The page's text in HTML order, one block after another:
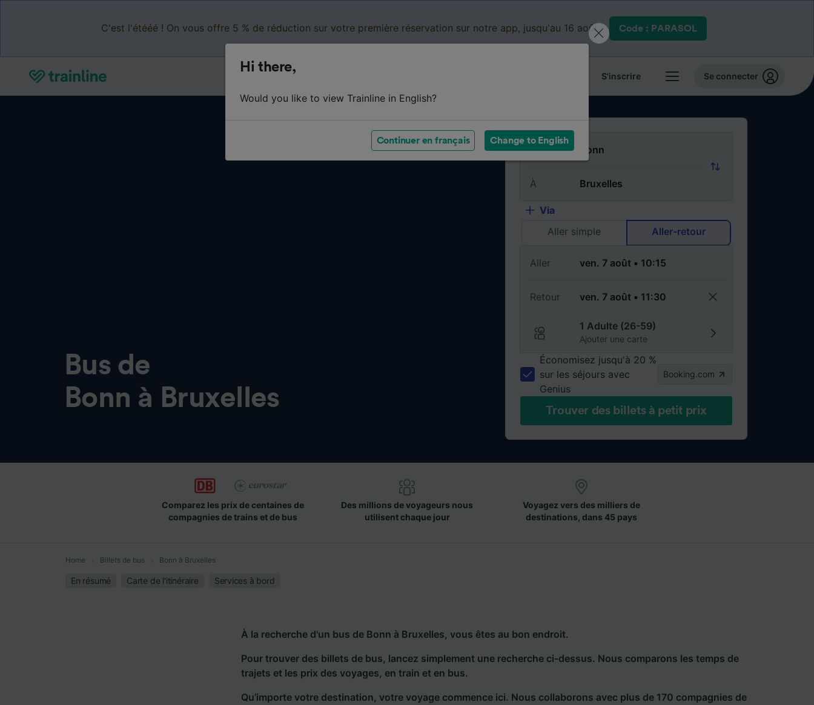
C'est l'étééé ! On vous offre 5 % de réduction sur votre première réservation sur notre app, jusqu'au 16 août. Code : PARASOL
S'inscrire Se connecter
Bus de
Bonn à Bruxelles
De
À
Via
Aller simple
Aller-retour
Aller
Retour
1 Adulte (26-59)
Ajouter une carte
Économisez jusqu'à 20 %
sur les séjours avec
Genius
Booking.com
Trouver des billets à petit prix
Comparez les prix de centaines de
compagnies de trains et de bus
Des millions de voyageurs nous
utilisent chaque jour
Voyagez vers des milliers de
destinations, dans 45 pays
Home Billets de bus Bonn à Bruxelles
En résumé Carte de l'itinéraire Services à bord
À la recherche d'un bus de Bonn à Bruxelles, vous êtes au bon endroit.
Pour trouver des billets de bus, lancez simplement une recherche ci-dessus. Nous comparons les temps de
trajets et les prix des voyages, en train et en bus.
Qu’importe votre destination, votre voyage commence ici. Nous collaborons avec plus de 170 compagnies de
Hi there,
Would you like to view Trainline in English?
Continuer en français Change to English